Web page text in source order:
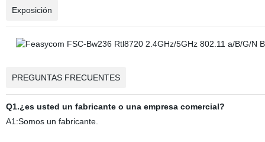
Exposición
PREGUNTAS FRECUENTES
Q1.¿es usted un fabricante o una empresa comercial?
A1:Somos un fabricante.